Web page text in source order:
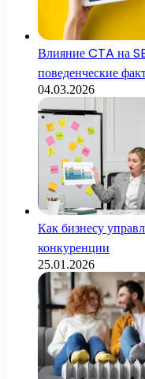
Влияние CTA на
поведенческие
04.03.2026
Как бизнесу
конкуренции
25.01.2026